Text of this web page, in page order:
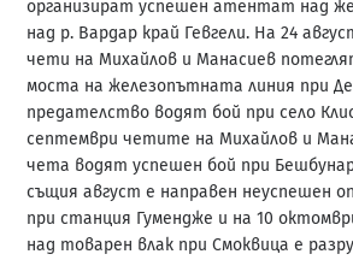
организират успешен атентат над
над р. Вардар край Гевгели. На 24
чети на Михайлов и Манасиев
моста на железопътната линия при
предателство водят бой при село
септември четите на Михайлов и
чета водят успешен бой при
същия август е направен неуспешен
при станция Гумендже и на 10
над товарен влак при Смоквица е